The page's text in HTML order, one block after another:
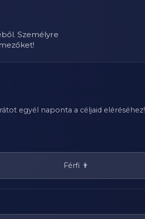
Személyre
egyél naponta a céljaid eléréséhez!
Férfi 👨